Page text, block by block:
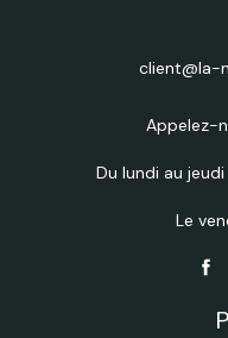
client@la-
Appelez-
Du lundi au jeudi
Le